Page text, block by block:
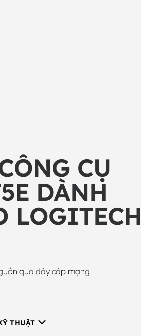
CỤ
DÀNH
LOGITECH
qua dây cáp mạng
THUẬT